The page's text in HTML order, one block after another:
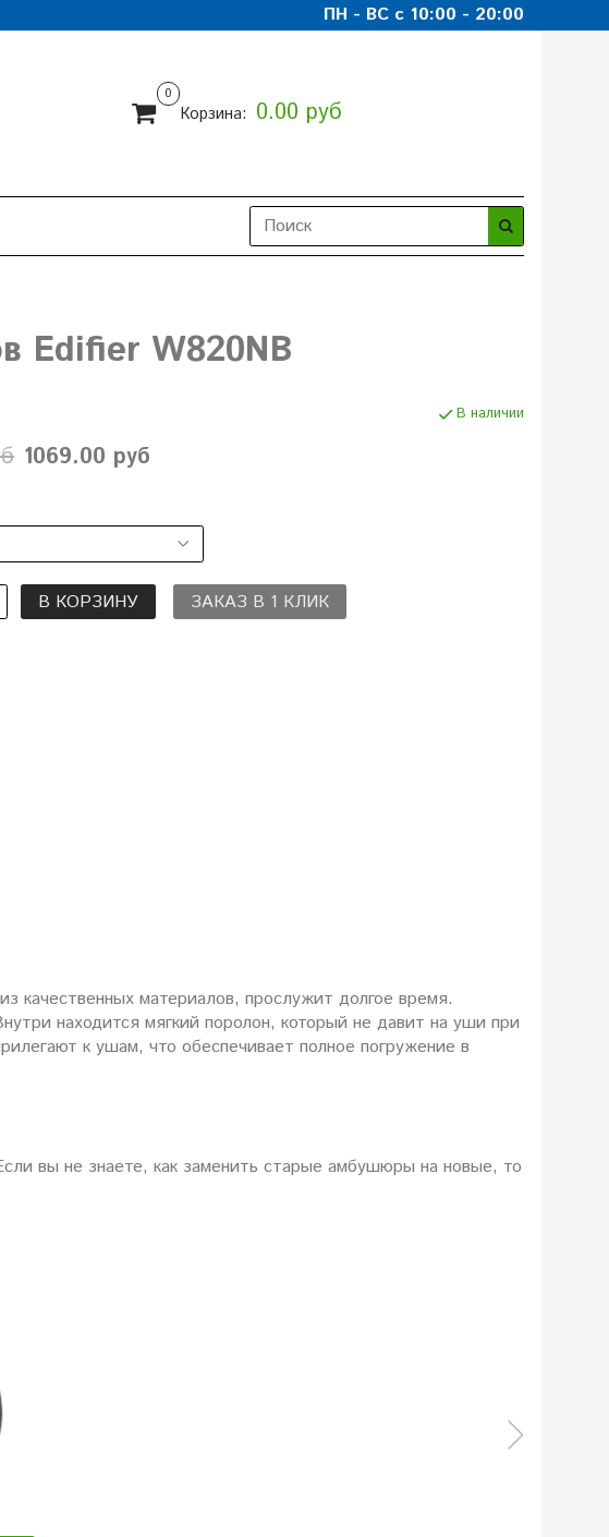
ПН - ВС с 10:00 - 20:00
0
Корзина: 0.00 руб
Edifier W820NB
В наличии
1069.00 руб
В КОРЗИНУ ЗАКАЗ В 1 КЛИК
качественных материалов, прослужит долгое время.
находится мягкий поролон, который не давит на уши при
к ушам, что обеспечивает полное погружение в
вы не знаете, как заменить старые амбушюры на новые, то